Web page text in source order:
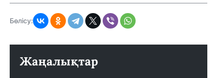
Бөлісу:
Жаңалықтар